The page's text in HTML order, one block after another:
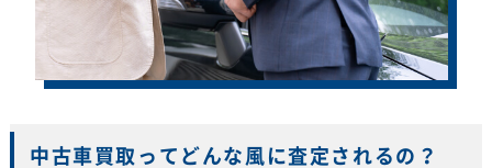
中古車買取ってどんな風に査定されるの？